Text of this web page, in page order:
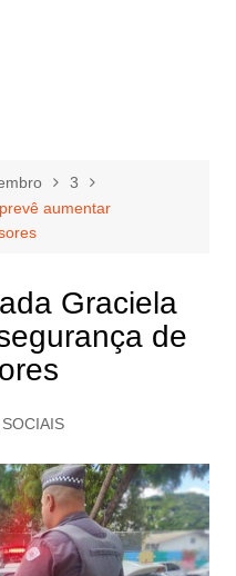
3
aumentar
Graciela
de
SOCIAIS